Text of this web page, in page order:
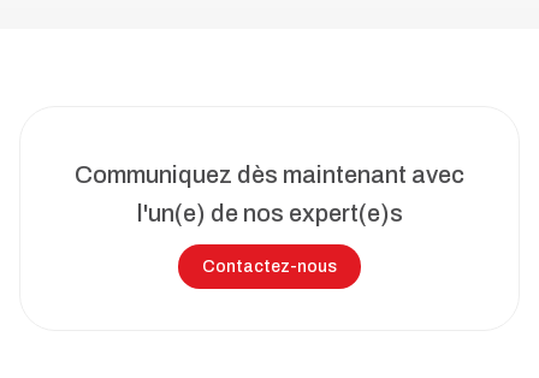
Communiquez dès maintenant avec
l'un(e) de nos expert(e)s
Contactez-nous